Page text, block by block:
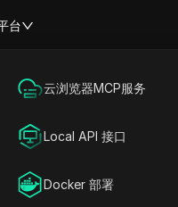
台
云浏览器MCP服务
Local API 接口
Docker 部署
号